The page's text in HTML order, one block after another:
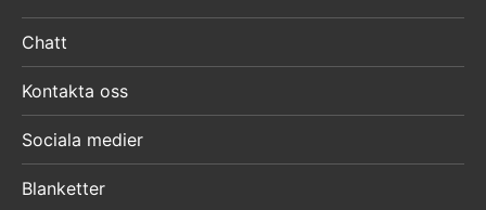
Chatt
Kontakta oss
Sociala medier
Blanketter